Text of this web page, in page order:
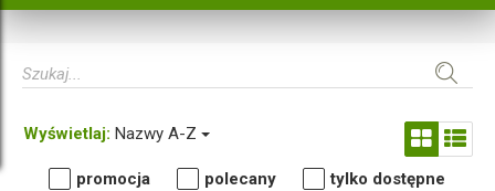
Wyświetlaj: Nazwy A-Z
promocja polecany tylko dostępne